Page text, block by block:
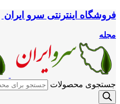
فروشگاه اینترنتی سرو ایران
مجله
جستجوی محصولات